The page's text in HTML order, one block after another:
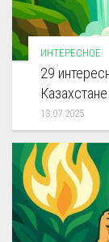
ИНТЕРЕСНОЕ
29
Казахстане
13.07.2025